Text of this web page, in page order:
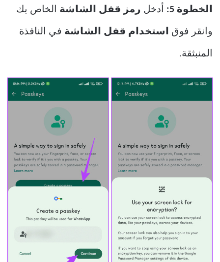
الخطوة 5: أدخل رمز قفل الشاشة الخاص بك
وانقر فوق استخدام قفل الشاشة في النافذة
المنبثقة.